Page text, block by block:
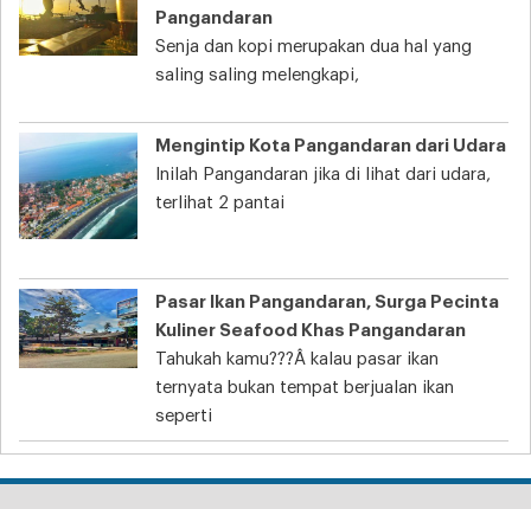
Pangandaran
Senja dan kopi merupakan dua hal yang
saling saling melengkapi,
Mengintip Kota Pangandaran dari Udara
Inilah Pangandaran jika di lihat dari udara,
terlihat 2 pantai
Pasar Ikan Pangandaran, Surga Pecinta
Kuliner Seafood Khas Pangandaran
Tahukah kamu???Â kalau pasar ikan
ternyata bukan tempat berjualan ikan
seperti